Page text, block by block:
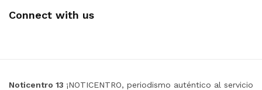
Connect with us
Noticentro 13 ¡NOTICENTRO, periodismo auténtico al servicio